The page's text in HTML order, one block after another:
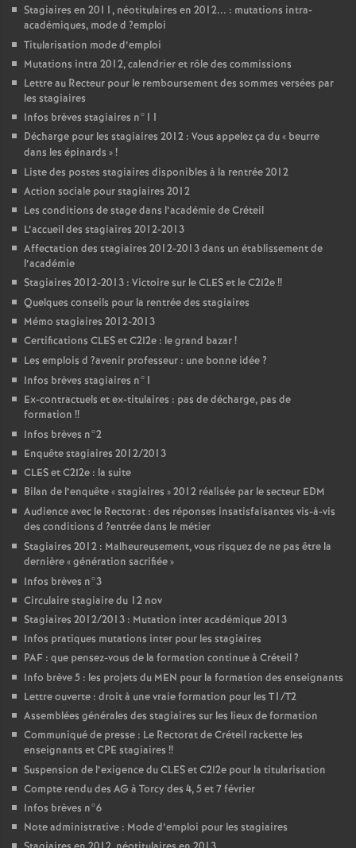
Stagiaires en 2011, néotitulaires en 2012... : mutations intra-
académiques, mode d ?emploi
Titularisation mode d’emploi
Mutations intra 2012, calendrier et rôle des commissions
Lettre au Recteur pour le remboursement des sommes versées par
les stagiaires
Infos brèves stagiaires n°11
Décharge pour les stagiaires 2012 : Vous appelez ça du « beurre
dans les épinards »!
Liste des postes stagiaires disponibles à la rentrée 2012
Action sociale pour stagiaires 2012
Les conditions de stage dans l’académie de Créteil
L’accueil des stagiaires 2012-2013
Affectation des stagiaires 2012-2013 dans un établissement de
l’académie
Stagiaires 2012-2013 : Victoire sur leCLESet le C2I2e!!
Quelques conseils pour la rentrée des stagiaires
Mémo stagiaires 2012-2013
Certifications CLESet C2I2e : le grand bazar!
Les emplois d ?avenir professeur : une bonne idée?
Infos brèves stagiaires n°1
Ex-contractuels et ex-titulaires : pas de décharge, pas de
formation !!
Infos brèves n°2
Enquête stagiaires 2012/2013
CLESet C2I2e : la suite
Bilan de l’enquête «stagiaires » 2012 réalisée par le secteur EDM
Audience avec le Rectorat : des réponses insatisfaisantes vis-à-vis
des conditions d ?entrée dans le métier
Stagiaires 2012 : Malheureusement, vous risquez de ne pas être la
dernière «génération sacrifiée»
Infos brèves n°3
Circulaire stagiaire du 12 nov
Stagiaires 2012/2013 : Mutation inter académique 2013
Infos pratiques mutations inter pour les stagiaires
PAF : que pensez-vous de la formation continue à Créteil?
Info brève 5 : les projets du MEN pour la formation des enseignants
Lettre ouverte : droit à une vraie formation pour les T1/T2
Assemblées générales des stagiaires sur les lieux de formation
Communiqué de presse : Le Rectorat de Créteil rackette les
enseignants etCPE stagiaires !!
Suspension de l’exigence duCLESet C2I2e pour la titularisation
Compte rendu des AG à Torcy des 4, 5 et 7 février
Infos brèves n°6
Note administrative : Mode d’emploi pour les stagiaires